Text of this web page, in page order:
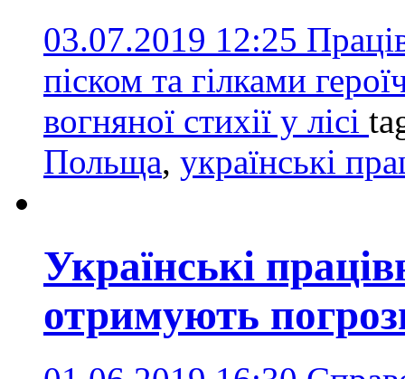
03.07.2019 12:25
піском та гілками
вогняної стихії у лісі
Польща, українські
Українські
отримують